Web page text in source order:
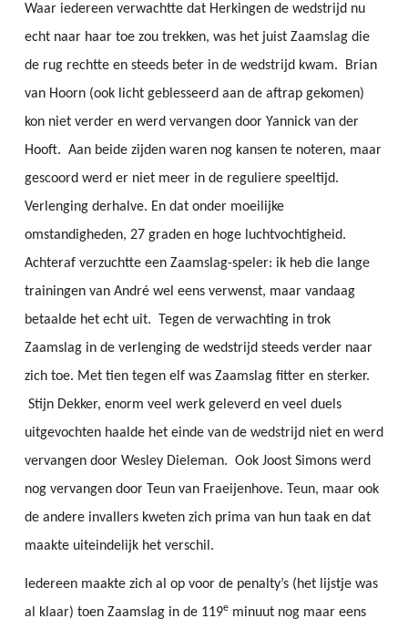
Waar iedereen verwachtte dat Herkingen de wedstrijd nu
echt naar haar toe zou trekken, was het juist Zaamslag die
de rug rechtte en steeds beter in de wedstrijd kwam. Brian
van Hoorn (ook licht geblesseerd aan de aftrap gekomen)
kon niet verder en werd vervangen door Yannick van der
Hooft. Aan beide zijden waren nog kansen te noteren, maar
gescoord werd er niet meer in de reguliere speeltijd.
Verlenging derhalve. En dat onder moeilijke
omstandigheden, 27 graden en hoge luchtvochtigheid.
Achteraf verzuchtte een Zaamslag-speler: ik heb die lange
trainingen van André wel eens verwenst, maar vandaag
betaalde het echt uit. Tegen de verwachting in trok
Zaamslag in de verlenging de wedstrijd steeds verder naar
zich toe. Met tien tegen elf was Zaamslag fitter en sterker.
Stijn Dekker, enorm veel werk geleverd en veel duels
uitgevochten haalde het einde van de wedstrijd niet en werd
vervangen door Wesley Dieleman. Ook Joost Simons werd
nog vervangen door Teun van Fraeijenhove. Teun, maar ook
de andere invallers kweten zich prima van hun taak en dat
maakte uiteindelijk het verschil.
Iedereen maakte zich al op voor de penalty’s (het lijstje was
al klaar) toen Zaamslag in de 119eminuut nog maar eens